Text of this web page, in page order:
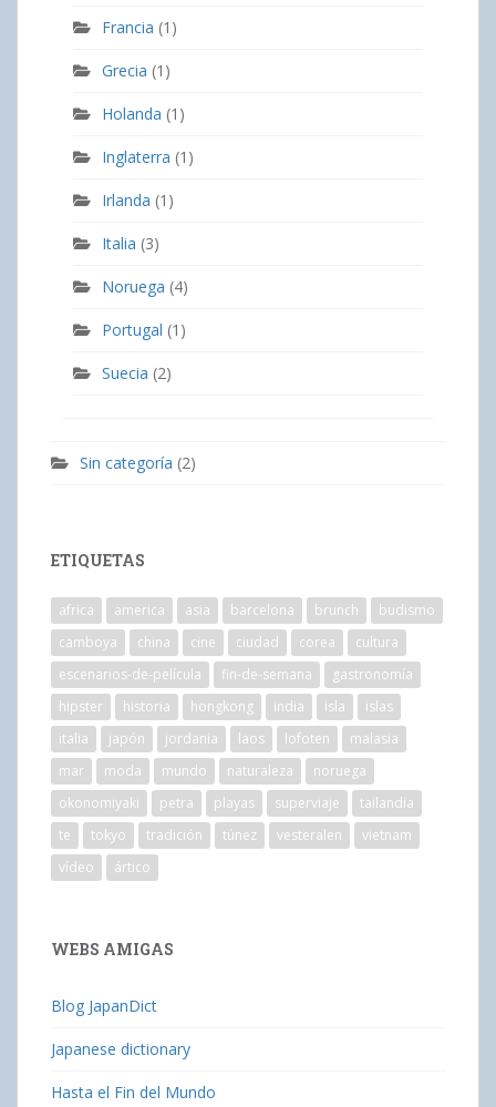
Francia (1)
Grecia (1)
Holanda (1)
Inglaterra (1)
Irlanda (1)
Italia (3)
Noruega (4)
Portugal (1)
Suecia (2)
Sin categoría (2)
ETIQUETAS
africa america asia barcelona brunch
budismo
camboya
china cine ciudad corea
cultura
escenarios-de-película
fin-de-semana
gastronomía
hipster
historia hongkong india isla
islas
italia
japón jordania laos lofoten
malasia
mar
moda mundo naturaleza
noruega
okonomiyaki
petra playas superviaje
tailandia
te
tokyo tradición túnez vesteralen
vietnam
vídeo
ártico
WEBS AMIGAS
Blog JapanDict
Japanese dictionary
Hasta el Fin del Mundo